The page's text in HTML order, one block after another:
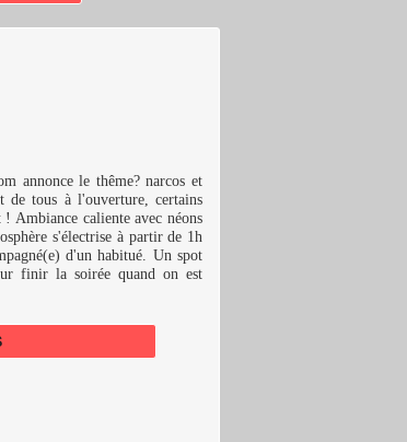
annonce le thême? narcos et
de tous à l'ouverture, certains
Ambiance caliente avec néons
s'électrise à partir de 1h
d'un habitué. Un spot
finir la soirée quand on est